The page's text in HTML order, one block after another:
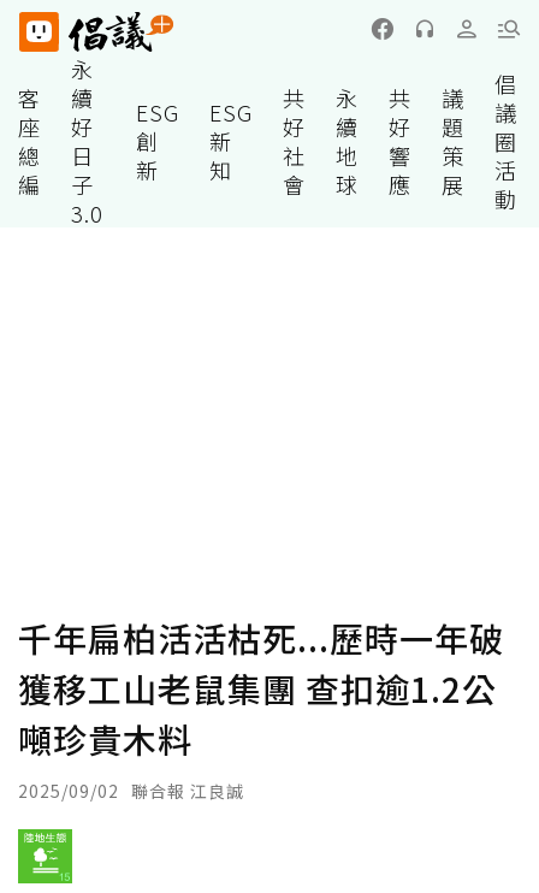
客
座
總
編
永
續
好
日
子
3.0
ESG
創
新
ESG
新
知
共
好
社
會
永
續
地
球
共
好
響
應
議
題
策
展
倡
議
圈
活
動
千年扁柏活活枯死...歷時一年破
獲移工山老鼠集團 查扣逾1.2公
噸珍貴木料
2025/09/02 聯合報 江良誠